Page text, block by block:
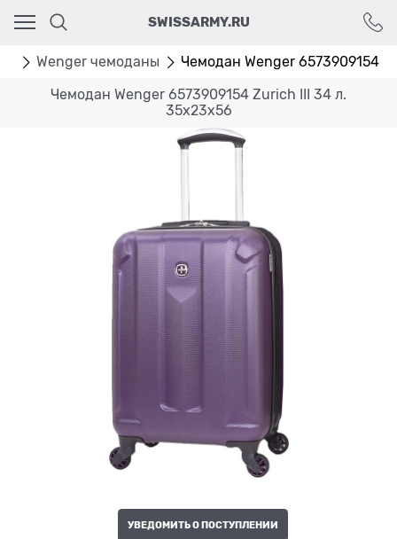
SWISSARMY.RU
Wenger чемоданы Чемодан Wenger 6573909154
Чемодан Wenger 6573909154 Zurich III 34 л.
35x23x56
УВЕДОМИТЬ О ПОСТУПЛЕНИИ
Ваш город - Москва,
угадали?
ДА НЕТ